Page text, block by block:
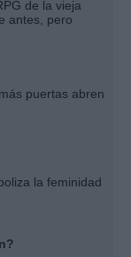
de la vieja
antes, pero
puertas abren
la feminidad